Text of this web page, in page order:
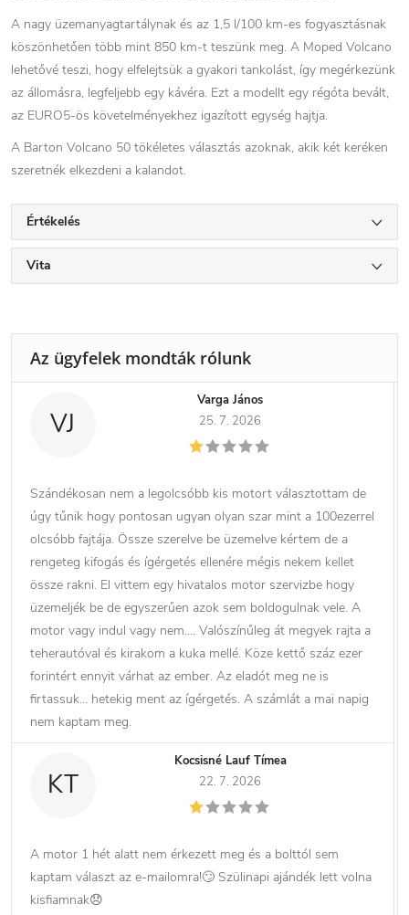
A nagy üzemanyagtartálynak és az 1,5 l/100 km-es fogyasztásnak
köszönhetően több mint 850 km-t teszünk meg. A Moped Volcano
lehetővé teszi, hogy elfelejtsük a gyakori tankolást, így megérkezünk
az állomásra, legfeljebb egy kávéra. Ezt a modellt egy régóta bevált,
az EURO5-ös követelményekhez igazított egység hajtja.
A Barton Volcano 50 tökéletes választás azoknak, akik két keréken
szeretnék elkezdeni a kalandot.
Értékelés
Vita
VJ
Varga János
25. 7. 2026
Szándékosan nem a legolcsóbb kis motort választottam de
úgy tűnik hogy pontosan ugyan olyan szar mint a 100ezerrel
olcsóbb fajtája. Össze szerelve be üzemelve kértem de a
rengeteg kifogás és ígérgetés ellenére mégis nekem kellet
össze rakni. El vittem egy hivatalos motor szervizbe hogy
üzemeljék be de egyszerűen azok sem boldogulnak vele. A
motor vagy indul vagy nem…. Valószínűleg át megyek rajta a
teherautóval és kirakom a kuka mellé. Köze kettő száz ezer
forintért ennyit várhat az ember. Az eladót meg ne is
firtassuk… hetekig ment az ígérgetés. A számlát a mai napig
nem kaptam meg.
KT
Kocsisné Lauf Tímea
22. 7. 2026
A motor 1 hét alatt nem érkezett meg és a bolttól sem
kaptam választ az e-mailomra!🙄 Szülinapi ajándék lett volna
kisfiamnak😞